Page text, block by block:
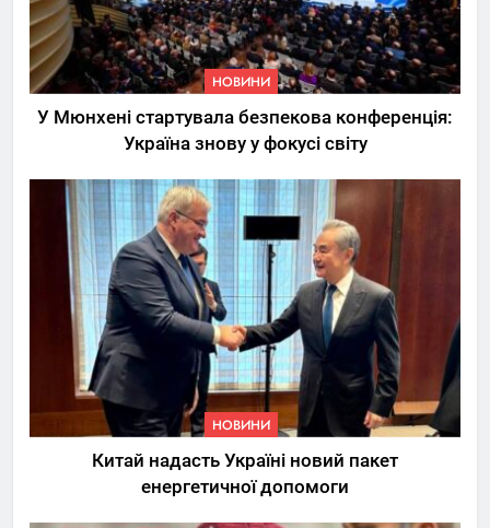
НОВИНИ
У Мюнхені стартувала безпекова конференція:
Україна знову у фокусі світу
НОВИНИ
Китай надасть Україні новий пакет
енергетичної допомоги
5
Трамп вимагає від
Зеленського активних кроків
у мирному процесі
НОВИНИ
КМДА заявила про параліч
“Київтеплоенерго” через
обшуки СБУ
НОВИНИ